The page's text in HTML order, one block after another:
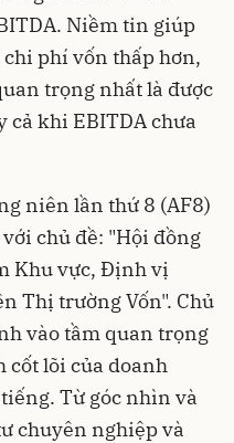
Niềm tin giúp
phí vốn thấp hơn,
trọng nhất là được
khi EBITDA chưa
niên lần thứ 8 (AF8)
chủ đề: "Hội đồng
Khu vực, Định vị
Thị trường Vốn". Chủ
vào tầm quan trọng
cốt lõi của doanh
Từ góc nhìn và
chuyên nghiệp và